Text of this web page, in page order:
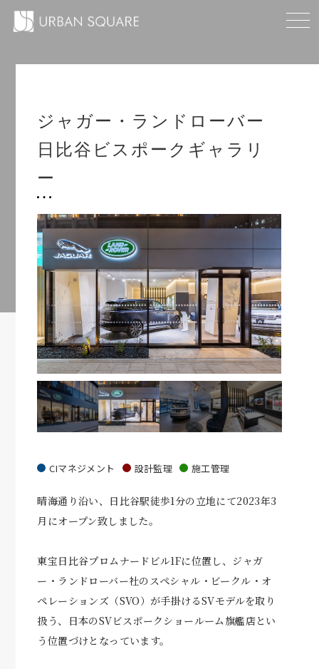
ジャガー・ランドローバー
日比谷ビスポークギャラリ
ー
CIマネジメント 設計監理 施工管理
晴海通り沿い、日比谷駅徒歩1分の立地にて2023年3
月にオープン致しました。
東宝日比谷プロムナードビル1Fに位置し、ジャガ
ー・ランドローバー社のスペシャル・ビークル・オ
ペレーションズ（SVO）が手掛けるSVモデルを取り
扱う、日本のSVビスポークショールーム旗艦店とい
う位置づけとなっています。